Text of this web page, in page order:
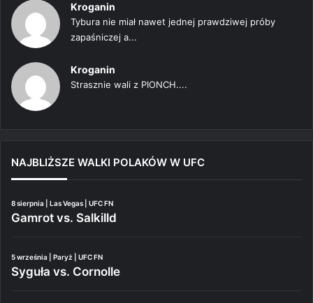
Kroganin
Tybura nie miał nawet jednej prawdziwej próby
zapaśniczej a...
Kroganin
Strasznie wali z PIONCH....
NAJBLIŻSZE WALKI POLAKÓW W UFC
8 sierpnia | Las Vegas | UFC FN
Gamrot vs. Salkilld
5 września | Paryż | UFC FN
Syguła vs. Cornolle